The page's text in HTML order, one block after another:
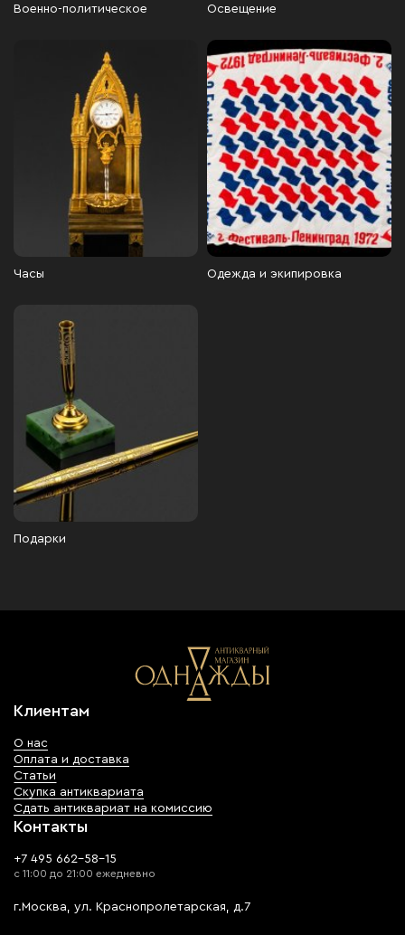
Военно-политическое Освещение
Часы Одежда и экипировка
Подарки
Клиентам
О нас
Оплата и доставка
Статьи
Скупка антиквариата
Сдать антиквариат на комиссию
Контакты
+7 495 662-58-15
с 11:00 до 21:00 ежедневно
г.Москва, ул. Краснопролетарская, д.7